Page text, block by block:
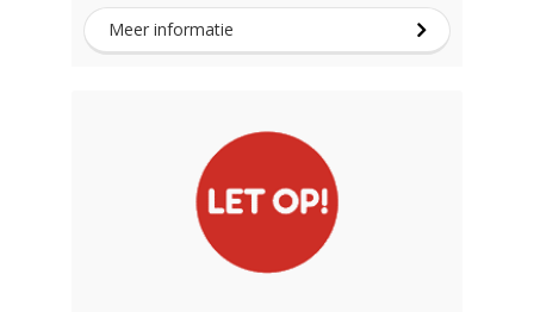
Meer informatie